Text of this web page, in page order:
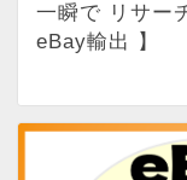
一瞬で リサー
eBay輸出 】